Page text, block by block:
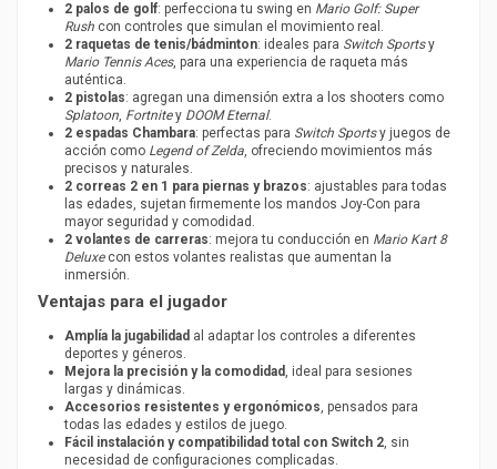
2 palos de golf: perfecciona tu swing en Mario Golf: Super
Rush con controles que simulan el movimiento real.
2 raquetas de tenis/bádminton: ideales para Switch Sportsy
Mario Tennis Aces, para una experiencia de raqueta más
auténtica.
2 pistolas: agregan una dimensión extra a los shooters como
Splatoon, Fortnitey DOOM Eternal.
2 espadas Chambara: perfectas para Switch Sportsy juegos de
acción como Legend of Zelda, ofreciendo movimientos más
precisos y naturales.
2 correas 2 en 1 para piernas y brazos: ajustables para todas
las edades, sujetan firmemente los mandos Joy-Con para
mayor seguridad y comodidad.
2 volantes de carreras: mejora tu conducción en Mario Kart 8
Deluxecon estos volantes realistas que aumentan la
inmersión.
Ventajas para el jugador
Amplía la jugabilidad al adaptar los controles a diferentes
deportes y géneros.
Mejora la precisión y la comodidad
, ideal para sesiones
largas y dinámicas.
Accesorios resistentes y ergonómicos , pensados para
todas las edades y estilos de juego.
Fácil instalación y compatibilidad total con Switch 2 , sin
necesidad de configuraciones complicadas.